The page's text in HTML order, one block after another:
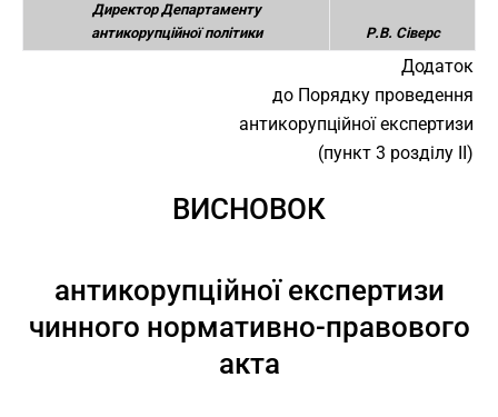
Директор Департаменту
антикорупційної політики
Р.В. Сіверс
Додаток
до Порядку проведення
антикорупційної експертизи
(пункт 3 розділу ІІ)
ВИСНОВОК
антикорупційної експертизи
чинного нормативно-правового
акта